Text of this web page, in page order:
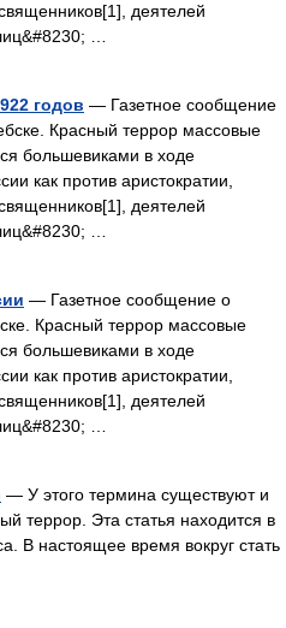
деятелей
…
годов — Газетное сообщение
Красный террор массовые
большевиками в ходе
как против аристократии,
деятелей
…
— Газетное сообщение о
Красный террор массовые
большевиками в ходе
как против аристократии,
деятелей
…
— У этого термина существуют и
террор. Эта статья находится в
В настоящее время вокруг стать